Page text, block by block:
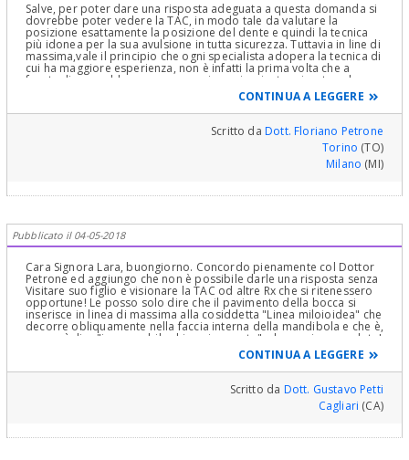
Salve, per poter dare una risposta adeguata a questa domanda si
dovrebbe poter vedere la TAC, in modo tale da valutare la
posizione esattamente la posizione del dente e quindi la tecnica
più idonea per la sua avulsione in tutta sicurezza. Tuttavia in line di
massima,vale il principio che ogni specialista adopera la tecnica di
cui ha maggiore esperienza, non è infatti la prima volta che a
fronte di un problema, per esempio: un impianto migrato nel seno
mascellare, vari specialisti propongono tecniche diverse, gli
otorini preferiscono toglierlo dal naso, i chirurghi maxillo facciali
facendo una apertura nel seno mascellare, alcuni odontoiatri per
via transcrestale etc etc. Quindi morale della favola si rivolga ad
uno specialista di fiducia, qualunque esso sia, previlegiando, se
CONTINUA A LEGGERE
Scritto daDott. Floriano Petrone
Torino (TO)
Milano (MI)
Pubblicato il 04-05-2018
Cara Signora Lara, buongiorno. Concordo pienamente col Dottor
Petrone ed aggiungo che non è possibile darle una risposta senza
Visitare suo figlio e visionare la TAC od altre Rx che si ritenessero
opportune! Le posso solo dire che il pavimento della bocca si
inserisce in linea di massima alla cosiddetta "Linea miloioidea" che
decorre obliquamente nella faccia interna della mandibola e che è,
per così dire "insuperabile chirurgicamente", almeno in senso lato!
E' "sacra" almeno per me, perché protegge organi e strutture
anatomiche importanti. Personalmente escluderei, quindi,
l'approccio chirurgico linguale per i motivi suddetti! Tutti gli altri
dipendono dall'Operatore e dalla situazione clinica ed anatomica
reale! Valuterei anche la opportunità di intervenire ora a 12 anni o
di attendere il completamento dello sviluppo scheletrico. Una
CONTINUA A LEGGERE
Scritto da Dott. Gustavo Petti
Cagliari (CA)